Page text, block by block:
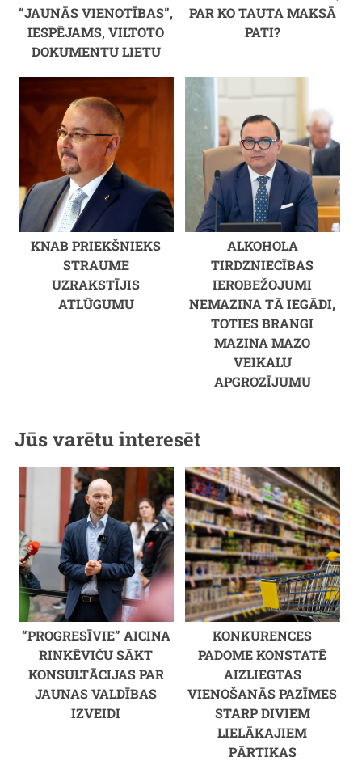
“JAUNĀS VIENOTĪBAS”,
IESPĒJAMS, VILTOTO
DOKUMENTU LIETU
PAR KO TAUTA MAKSĀ
PATI?
KNAB PRIEKŠNIEKS
STRAUME
UZRAKSTĪJIS
ATLŪGUMU
ALKOHOLA
TIRDZNIECĪBAS
IEROBEŽOJUMI
NEMAZINA TĀ IEGĀDI,
TOTIES BRANGI
MAZINA MAZO
VEIKALU
APGROZĪJUMU
Jūs varētu interesēt
“PROGRESĪVIE” AICINA
RINKĒVIČU SĀKT
KONSULTĀCIJAS PAR
JAUNAS VALDĪBAS
IZVEIDI
KONKURENCES
PADOME KONSTATĒ
AIZLIEGTAS
VIENOŠANĀS PAZĪMES
STARP DIVIEM
LIELĀKAJIEM
PĀRTIKAS